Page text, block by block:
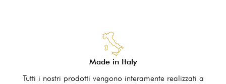
Made in Italy
Tutti i nostri prodotti vengono interamente realizzati a